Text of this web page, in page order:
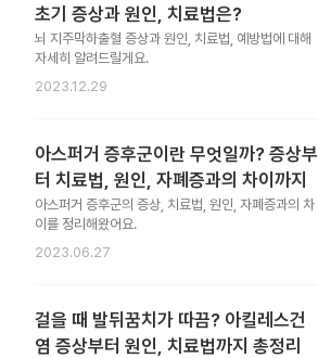
초기 증상과 원인, 치료법은?
뇌 지주막하출혈 증상과 원인, 치료법, 예방법에 대해
자세히 알려드릴게요.
2023.12.29
아스퍼거 증후군이란 무엇일까? 증상부
터 치료법, 원인, 자폐증과의 차이까지
아스퍼거 증후군의 증상, 치료법, 원인, 자폐증과의 차
이를 정리해왔어요.
2023.06.27
걸을 때 발뒤꿈치가 따끔? 아킬레스건
염 증상부터 원인, 치료법까지 총정리